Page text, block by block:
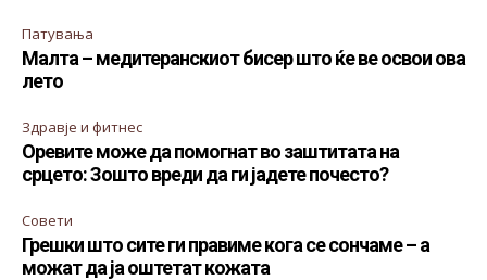
Патувања
Малта – медитеранскиот бисер што ќе ве освои ова
лето
Здравје и фитнес
Оревите може да помогнат во заштитата на
срцето: Зошто вреди да ги јадете почесто?
Совети
Грешки што сите ги правиме кога се сончаме – а
можат да ја оштетат кожата